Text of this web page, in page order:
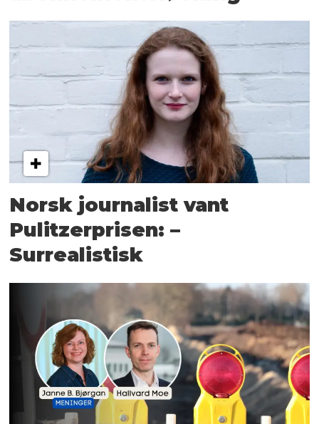
Norsk journalist vant
Pulitzerprisen: –
Surrealistisk